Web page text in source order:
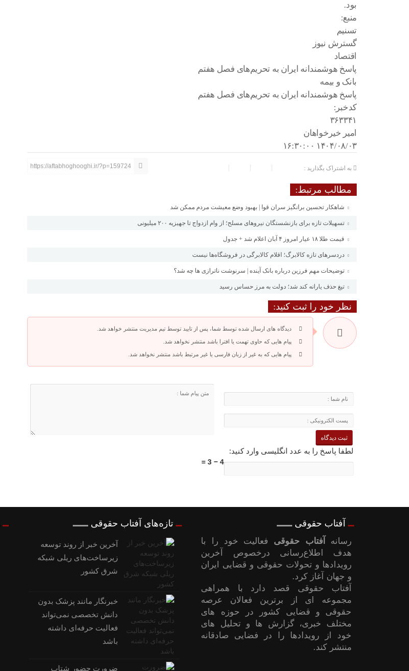
بود.
منبع:
تسنیم
گسترش نیوز
اقتصاد
پاسخ هوشمندانه ایران به تحریم‌های فصل هفتم
بانک و بیمه
پاسخ هوشمندانه ایران به تحریم‌های فصل هفتم
کدخبر:
۳۶۳۳۴۱
امیر خیرخواهان
۱۴۰۴/۰۸/۰۳ ۱۶:۳۰:۰۰
به اشتراک بگذارید : https://aftabhoghooghi.ir/?p=159724
مطالب مرتبط:
شاهکار تحسین برانگیز سران قوا | بهبود وضع معیشت مردم ممکن شد
تسهیلات تازه برای بازنشستگان نیروهای مسلح؛ از وام ازدواج تا جهیزیه ۲۰۰ میلیونی
قیمت طلا ۱۸ عیار امروز ۴ آبان اعلام شد + جدول
دردسرهای تازه کالابرگ؛ اقلام کالابرگی در فروشگاه‌ها نیست
توضیحات مهم فرزین درباره بانک آینده | سرنوشت ناترازی ها چه شد؟
تیغ حذف یارانه کند شد؛ دولت به مرز حساس رسید
نظر خود را ثبت کنید:
دیدگاه های ارسال شده توسط شما، پس از تایید توسط تیم مدیریت منتشر خواهد شد.
پیام هایی که حاوی تهمت یا افترا باشد منتشر نخواهد شد.
پیام هایی که به غیر از زبان فارسی یا غیر مرتبط باشد منتشر نخواهد شد.
لطفا پاسخ را به عدد انگلیسی وارد کنید:
4 − 3 =
آفتاب حقوقی
رسانه آفتاب حقوقی فعالیت خود را با
هدف اطلاع‌رسانی درخصوص آخرین
رویدادها و تحولات حقوقی و قضایی ایران
و جهان آغاز کرد.
آفتاب حقوقی قصد دارد با همراهی
مجموعه ای از برترین فعالان عرصه
حقوقی و قضایی کشور در حوزه های
مختلف خبری، گزارش ها و تحلیل های
خود از رویدادها را در فضایی صادقانه
منتشر کند.
تازه‌های آفتاب حقوقی
آخرین خبر از روند توسعه
زیرساخت‌های ریلی شبکه
شرق کشور
خبرنگار مانند پزشک بدون
دانش تخصصی نمی‌تواند
فعالیت حرفه‌ای داشته
باشد
ضرورت حضور شتاب